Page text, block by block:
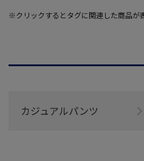
※クリックするとタグに関連した商品が
カジュアルパンツ